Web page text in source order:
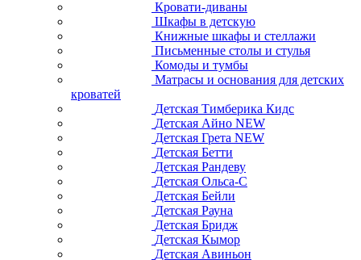
Кровати-диваны
Шкафы в детскую
Книжные шкафы и стеллажи
Письменные столы и стулья
Комоды и тумбы
Матрасы и основания для детских
кроватей
Детская Тимберика Кидс
Детская Айно NEW
Детская Грета NEW
Детская Бетти
Детская Рандеву
Детская Ольса-С
Детская Бейли
Детская Рауна
Детская Бридж
Детская Кымор
Детская Авиньон